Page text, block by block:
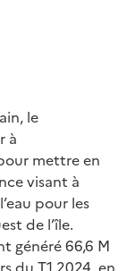
le
à
mettre en
visant à
pour les
de l’île.
généré 66,6 M
du T1 2024, en